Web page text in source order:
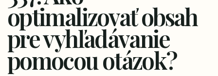
optimalizovať obsah
pre vyhľadávanie
pomocou otázok?